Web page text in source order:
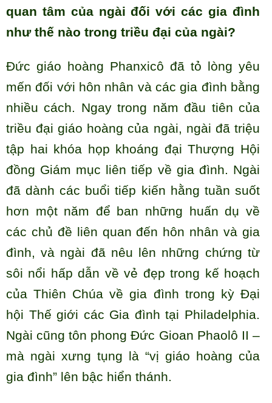
quan tâm của ngài đối với các gia đình
như thế nào trong triều đại của ngài?
Đức giáo hoàng Phanxicô đã tỏ lòng yêu
mến đối với hôn nhân và các gia đình bằng
nhiều cách. Ngay trong năm đầu tiên của
triều đại giáo hoàng của ngài, ngài đã triệu
tập hai khóa họp khoáng đại Thượng Hội
đồng Giám mục liên tiếp về gia đình. Ngài
đã dành các buổi tiếp kiến hằng tuần suốt
hơn một năm để ban những huấn dụ về
các chủ đề liên quan đến hôn nhân và gia
đình, và ngài đã nêu lên những chứng từ
sôi nổi hấp dẫn về vẻ đẹp trong kế hoạch
của Thiên Chúa về gia đình trong kỳ Đại
hội Thế giới các Gia đình tại Philadelphia.
Ngài cũng tôn phong Đức Gioan Phaolô II –
mà ngài xưng tụng là “vị giáo hoàng của
gia đình” lên bậc hiển thánh.